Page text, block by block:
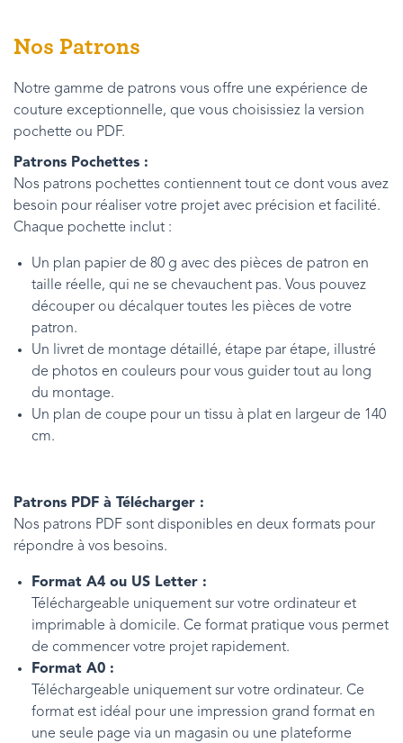
Nos Patrons
Notre gamme de patrons vous offre une expérience de
couture exceptionnelle, que vous choisissiez la version
pochette ou PDF.
Patrons Pochettes :
Nos patrons pochettes contiennent tout ce dont vous avez
besoin pour réaliser votre projet avec précision et facilité.
Chaque pochette inclut :
Un plan papier de 80 g avec des pièces de patron en
taille réelle, qui ne se chevauchent pas. Vous pouvez
découper ou décalquer toutes les pièces de votre
patron.
Un livret de montage détaillé, étape par étape, illustré
de photos en couleurs pour vous guider tout au long
du montage.
Un plan de coupe pour un tissu à plat en largeur de 140
cm.
Patrons PDF à Télécharger :
Nos patrons PDF sont disponibles en deux formats pour
répondre à vos besoins.
Format A4 ou US Letter :
Téléchargeable uniquement sur votre ordinateur et
imprimable à domicile. Ce format pratique vous permet
de commencer votre projet rapidement.
Format A0 :
Téléchargeable uniquement sur votre ordinateur. Ce
format est idéal pour une impression grand format en
une seule page via un magasin ou une plateforme